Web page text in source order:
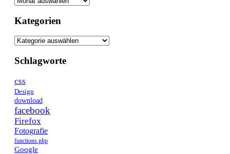
Kategorien
Schlagworte
css
Design
download
facebook
Firefox
Fotografie
functions.php
Google